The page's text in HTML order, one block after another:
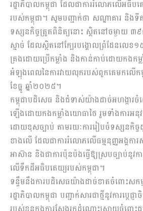
រដ្ឋាភិបាលកម្ពុជា ដែលជាការរំលោភលើអ
របស់កម្ពុជា។ សូមបញ្ជាក់ថា សណ្ឋាគារ និងទីត
ទស្សនកិច្ចត្រួតពិនិត្យនោះ ស្ថិតនៅចម្ងាយ ៣៩
ស្មាច់ ដែលស្ថិតនៅក្បែរបង្គោលព្រំដែនលេខ
គ្រងដោយប្រើកម្លាំង និងកាន់កាប់ដោយកងកម្ល
អំឡុងពេលនៃការវាយលុករបស់ពួកគេមកលើកម្
ខែធ្នូ ឆ្នាំ២០២៥។
កម្ពុជាបដិសេធ និងជំទាស់យ៉ាងដាច់អហង្ការចំព
ឡើងដោយកងកម្លាំងយោធាថៃ រួមទាំងការអនុ
ដោយខុសច្បាប់ តាមរយៈការរៀបចំទស្សនកិច្ច
ខាងលើ ដែលជាការរំលោភលើធម្មនុញ្ញអង្គកា
អាស៊ាន និងជាការប៉ុនប៉ងធ្វើឱ្យស្របច្បាប់នូវក
លើទឹកដីអធិបតេយ្យរបស់កម្ពុជា។
ទន្ទឹមនឹងការបដិសេធយ៉ាងដាច់ខាតចំពោះសក
រដ្ឋាភិបាលកម្ពុជា បញ្ជាក់សារជាថ្មីនូវការប្តេជ្ញ